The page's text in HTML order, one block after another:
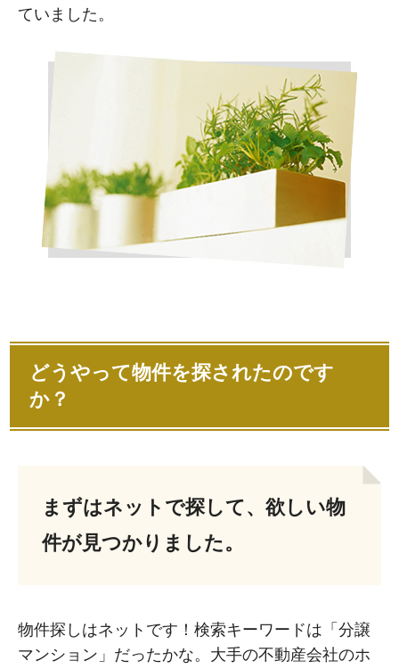
ていました。
どうやって物件を探されたのです
か？
まずはネットで探して、欲しい物
件が見つかりました。
物件探しはネットです！検索キーワードは「分譲
マンション」だったかな。大手の不動産会社のホ